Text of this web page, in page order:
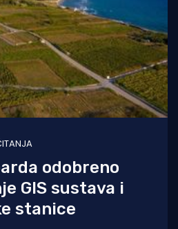
odobreno
GIS sustava i
stanice